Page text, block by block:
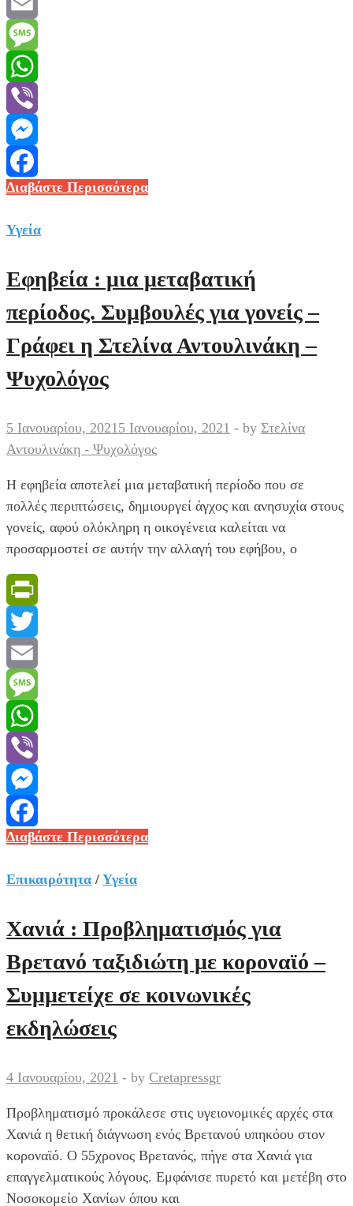
Twitter
Email
Message
WhatsApp
Viber
Messenger
Facebook
Μόσιαλος
MEGA
Πρέπει
να
εμβολιαστί
το
70%
των
για
να
τα
μέτρα
Διαβάστε Περισσότερα
Υγεία
Εφηβεία : μια μεταβατική
περίοδος. Συμβουλές για γονείς –
Γράφει η Στελίνα Αντουλινάκη –
Ψυχολόγος
5 Ιανουαρίου, 20215 Ιανουαρίου, 2021 - by Στελίνα
Αντουλινάκη - Ψυχολόγος
Η εφηβεία αποτελεί μια μεταβατική περίοδο που σε
πολλές περιπτώσεις, δημιουργεί άγχος και ανησυχία στους
γονείς, αφού ολόκληρη η οικογένεια καλείται να
προσαρμοστεί σε αυτήν την αλλαγή του εφήβου, ο
PrintFriendly
Twitter
Email
Message
WhatsApp
Viber
Messenger
Facebook
Εφηβεία
μια
περίοδος.
Συμβουλές
για
γονείς
–
Γράφει
Στελίνα
–
Ψυχολόγος
Διαβάστε Περισσότερα
Επικαιρότητα / Υγεία
Χανιά : Προβληματισμός για
Βρετανό ταξιδιώτη με κοροναϊό –
Συμμετείχε σε κοινωνικές
εκδηλώσεις
4 Ιανουαρίου, 2021 - by Cretapressgr
Προβληματισμό προκάλεσε στις υγειονομικές αρχές στα
Χανιά η θετική διάγνωση ενός Βρετανού υπηκόου στον
κοροναϊό. Ο 55χρονος Βρετανός, πήγε στα Χανιά για
επαγγελματικούς λόγους. Εμφάνισε πυρετό και μετέβη στο
Νοσοκομείο Χανίων όπου και